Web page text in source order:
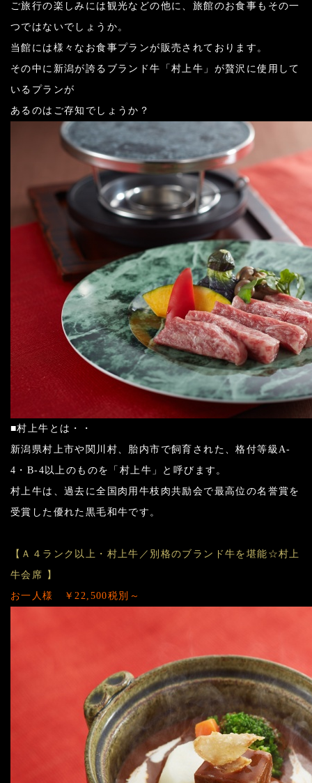
ご旅行の楽しみには観光などの他に、旅館のお食事もその一
つではないでしょうか。
当館には様々なお食事プランが販売されております。
その中に新潟が誇るブランド牛「村上牛」が贅沢に使用して
いるプランが
あるのはご存知でしょうか？
■村上牛とは・・
新潟県村上市や関川村、胎内市で飼育された、格付等級A-
4・B-4以上のものを「村上牛」と呼びます。
村上牛は、過去に全国肉用牛枝肉共励会で最高位の名誉賞を
受賞した優れた黒毛和牛です。
【Ａ４ランク以上・村上牛／別格のブランド牛を堪能☆村上
牛会席 】
お一人様 ￥22,500税別～